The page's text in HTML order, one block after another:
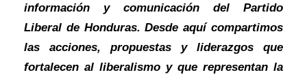
información y comunicación del Partido
Liberal de Honduras. Desde aquí compartimos
las acciones, propuestas y liderazgos que
fortalecen al liberalismo y que representan la